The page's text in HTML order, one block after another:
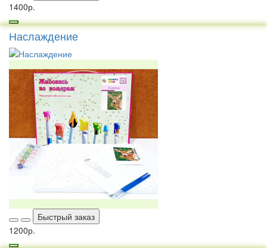
1400р.
Наслаждение
Быстрый заказ
1200р.